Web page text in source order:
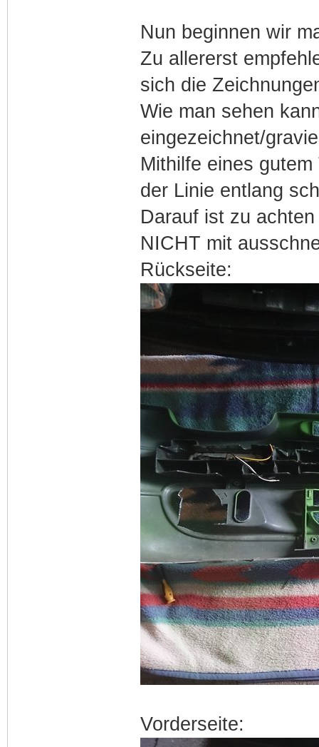
Nun beginnen wir
Zu allererst
sich die
Wie man sehen
eingezeichnet/
Mithilfe eines
der Linie entlang
Darauf ist zu
NICHT mit
Rückseite:
Vorderseite: